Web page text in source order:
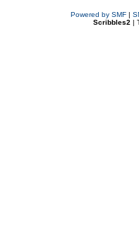
Powered by SMF|
Scribbles2 |